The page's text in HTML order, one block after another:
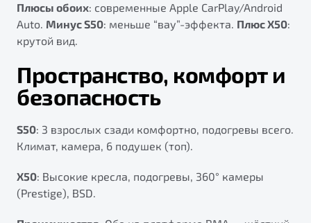
Плюсы обоих: современные Apple CarPlay/Android
Auto. Минус S50: меньше “вау”-эффекта. Плюс X50:
крутой вид.
Пространство, комфорт и
безопасность
S50: 3 взрослых сзади комфортно, подогревы всего.
Климат, камера, 6 подушек (топ).
X50: Высокие кресла, подогревы, 360° камеры
(Prestige), BSD.